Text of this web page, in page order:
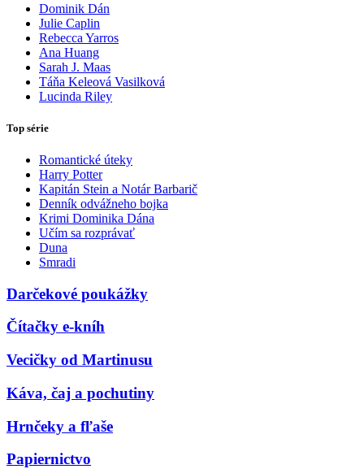
Dominik Dán
Julie Caplin
Rebecca Yarros
Ana Huang
Sarah J. Maas
Táňa Keleová Vasilková
Lucinda Riley
Top série
Romantické úteky
Harry Potter
Kapitán Stein a Notár Barbarič
Denník odvážneho bojka
Krimi Dominika Dána
Učím sa rozprávať
Duna
Smradi
Darčekové poukážky
Čítačky e-kníh
Vecičky od Martinusu
Káva, čaj a pochutiny
Hrnčeky a fľaše
Papiernictvo